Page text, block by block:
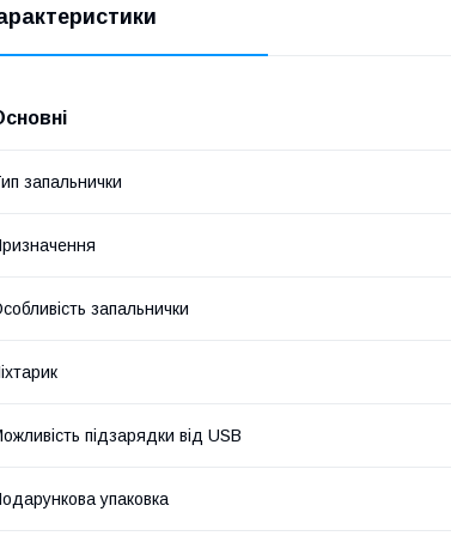
запальнички
запальнички
підзарядки від USB
упаковка